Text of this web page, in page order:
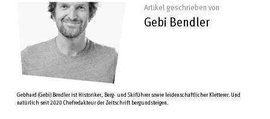
Artikel geschrieben von
Gebi Bendler
Gebhard (Gebi) Bendler ist Historiker, Berg- und Skiführer sowie leidenschaftlicher Kletterer. Und
natürlich seit 2020 Chefredakteur der Zeitschrift bergundsteigen.